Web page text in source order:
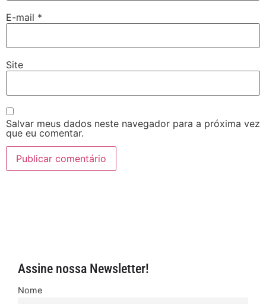
E-mail *
Site
Salvar meus dados neste navegador para a próxima vez
que eu comentar.
Assine nossa Newsletter!
Nome